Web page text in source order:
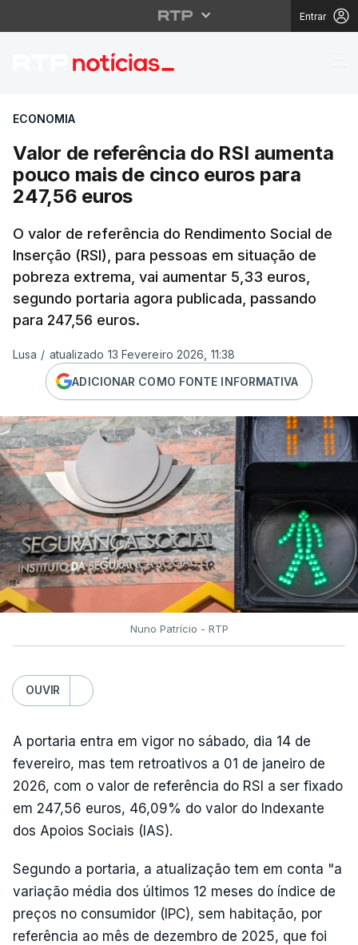
Entrar
Valor de referência
ECONOMIA
Valor de referência do RSI aumenta
pouco mais de cinco euros para
247,56 euros
O valor de referência do Rendimento Social de
Inserção (RSI), para pessoas em situação de
pobreza extrema, vai aumentar 5,33 euros,
segundo portaria agora publicada, passando
para 247,56 euros.
Lusa / atualizado 13 Fevereiro 2026, 11:38
ADICIONAR COMO FONTE INFORMATIVA
Nuno Patrício - RTP
OUVIR
A portaria entra em vigor no sábado, dia 14 de
fevereiro, mas tem retroativos a 01 de janeiro de
2026, com o valor de referência do RSI a ser fixado
em 247,56 euros, 46,09% do valor do Indexante
dos Apoios Sociais (IAS).
Segundo a portaria, a atualização tem em conta "a
variação média dos últimos 12 meses do índice de
preços no consumidor (IPC), sem habitação, por
referência ao mês de dezembro de 2025, que foi